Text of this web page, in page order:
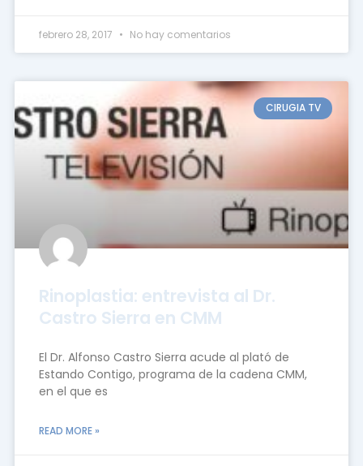
febrero 28, 2017 No hay comentarios
CIRUGIA TV
Rinoplastia: entrevista al Dr.
Castro Sierra en CMM
El Dr. Alfonso Castro Sierra acude al plató de
Estando Contigo, programa de la cadena CMM,
en el que es
READ MORE »